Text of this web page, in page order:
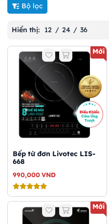
Bộ lọc
Hiển thị: 12 / 24 / 36
Mới
Bếp từ đơn Livotec LIS-
668
990,000VND
Mới